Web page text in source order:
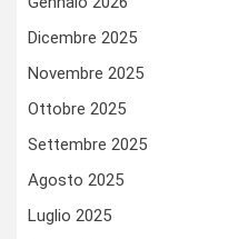
Dicembre 2025
Novembre 2025
Ottobre 2025
Settembre 2025
Agosto 2025
Luglio 2025